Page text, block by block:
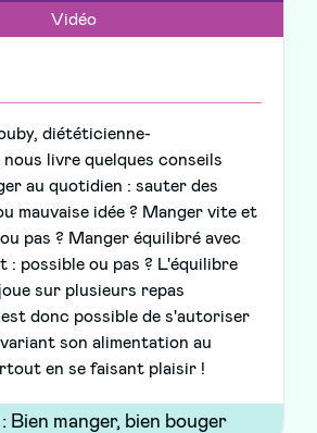
Vidéo
diététicienne-
livre quelques conseils
au quotidien : sauter des
mauvaise idée ? Manger vite et
pas ? Manger équilibré avec
: possible ou pas ? L'équilibre
sur plusieurs repas
donc possible de s'autoriser
son alimentation au
en se faisant plaisir !